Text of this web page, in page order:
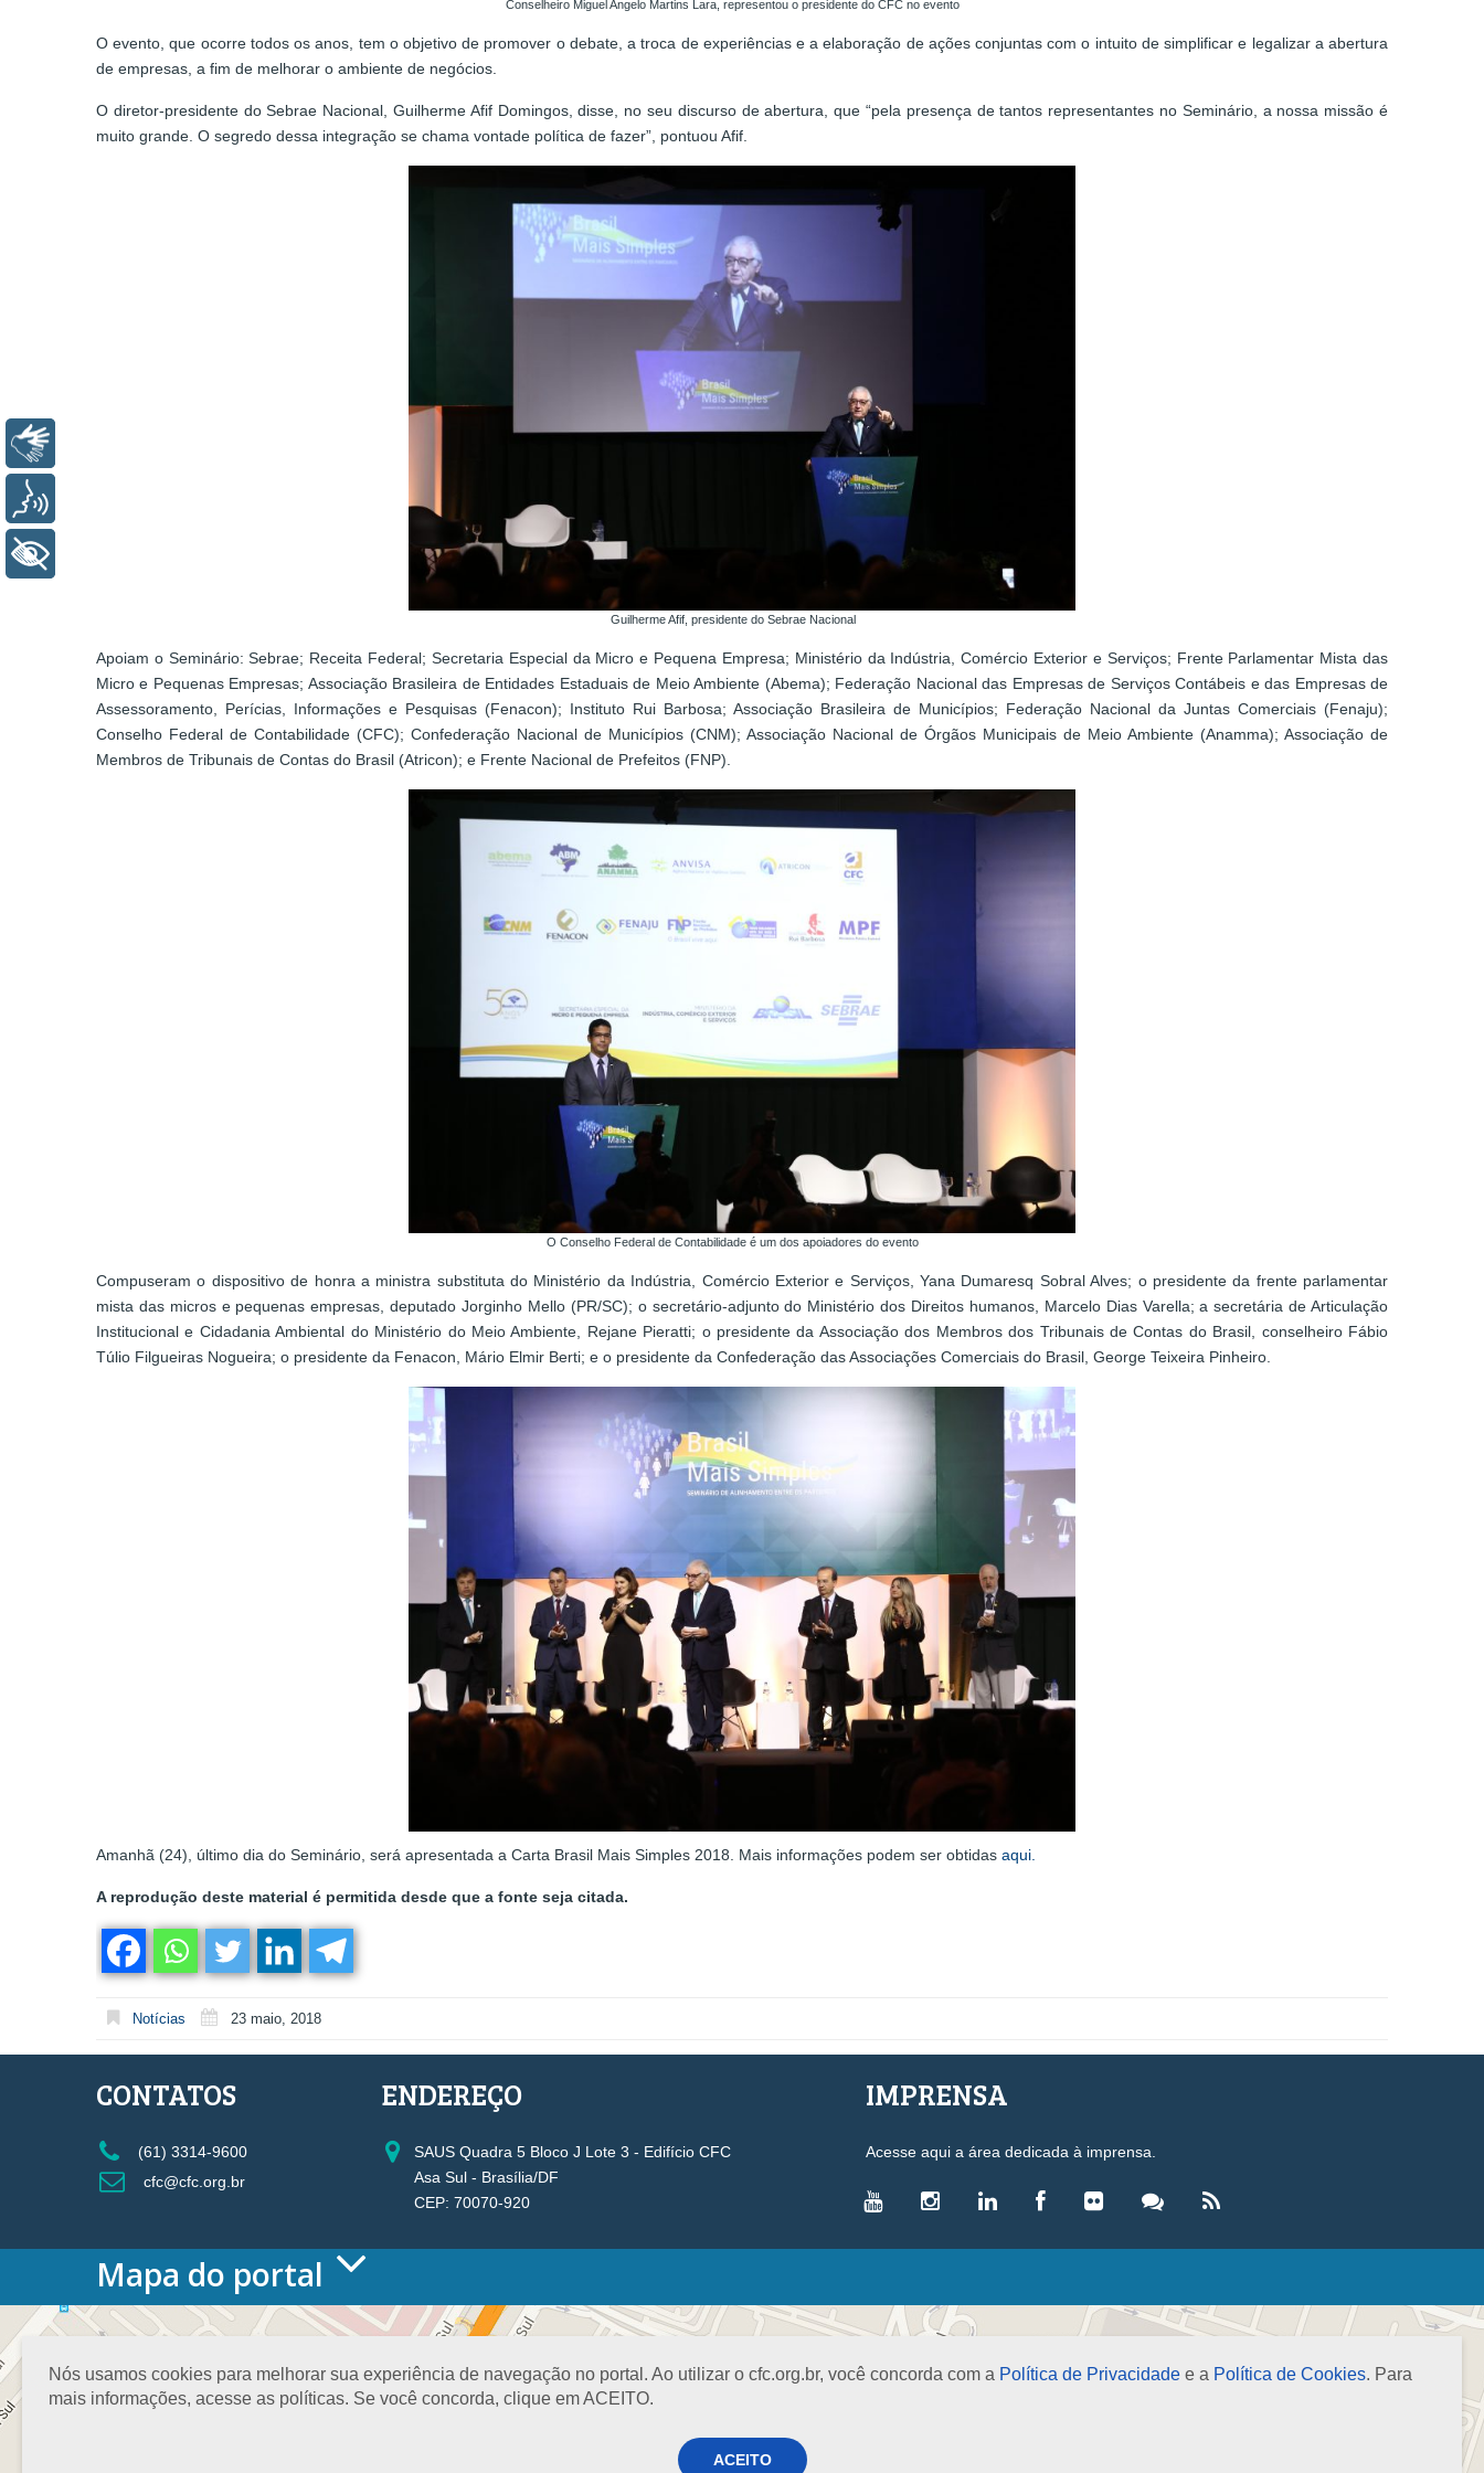
Conselheiro Miguel Angelo Martins Lara, representou o presidente do CFC no evento
O evento, que ocorre todos os anos, tem o objetivo de promover o debate, a troca de experiências e a elaboração de ações conjuntas com o intuito de simplificar e legalizar a abertura
de empresas, a fim de melhorar o ambiente de negócios.
O diretor-presidente do Sebrae Nacional, Guilherme Afif Domingos, disse, no seu discurso de abertura, que “pela presença de tantos representantes no Seminário, a nossa missão é
muito grande. O segredo dessa integração se chama vontade política de fazer”, pontuou Afif.
Guilherme Afif, presidente do Sebrae Nacional
Apoiam o Seminário: Sebrae; Receita Federal; Secretaria Especial da Micro e Pequena Empresa; Ministério da Indústria, Comércio Exterior e Serviços; Frente Parlamentar Mista das
Micro e Pequenas Empresas; Associação Brasileira de Entidades Estaduais de Meio Ambiente (Abema); Federação Nacional das Empresas de Serviços Contábeis e das Empresas de
Assessoramento, Perícias, Informações e Pesquisas (Fenacon); Instituto Rui Barbosa; Associação Brasileira de Municípios; Federação Nacional da Juntas Comerciais (Fenaju);
Conselho Federal de Contabilidade (CFC); Confederação Nacional de Municípios (CNM); Associação Nacional de Órgãos Municipais de Meio Ambiente (Anamma); Associação de
Membros de Tribunais de Contas do Brasil (Atricon); e Frente Nacional de Prefeitos (FNP).
O Conselho Federal de Contabilidade é um dos apoiadores do evento
Compuseram o dispositivo de honra a ministra substituta do Ministério da Indústria, Comércio Exterior e Serviços, Yana Dumaresq Sobral Alves; o presidente da frente parlamentar
mista das micros e pequenas empresas, deputado Jorginho Mello (PR/SC); o secretário-adjunto do Ministério dos Direitos humanos, Marcelo Dias Varella; a secretária de Articulação
Institucional e Cidadania Ambiental do Ministério do Meio Ambiente, Rejane Pieratti; o presidente da Associação dos Membros dos Tribunais de Contas do Brasil, conselheiro Fábio
Túlio Filgueiras Nogueira; o presidente da Fenacon, Mário Elmir Berti; e o presidente da Confederação das Associações Comerciais do Brasil, George Teixeira Pinheiro.
Amanhã (24), último dia do Seminário, será apresentada a Carta Brasil Mais Simples 2018. Mais informações podem ser obtidas aqui.
A reprodução deste material é permitida desde que a fonte seja citada.
Notícias 23 maio, 2018
Nós usamos cookies para melhorar sua experiência de navegação no portal. Ao utilizar o cfc.org.br, você concorda com a Política de Privacidade e a Política de Cookies. Para
mais informações, acesse as políticas. Se você concorda, clique em ACEITO.
ACEITO
CONTATOS
(61) 3314-9600
cfc@cfc.org.br
ENDEREÇO
SAUS Quadra 5 Bloco J Lote 3 - Edifício CFC
Asa Sul - Brasília/DF
CEP: 70070-920
IMPRENSA
Acesse aqui a área dedicada à imprensa.
Mapa do portal
HOME
O CONSELHO
Conselho Diretor
Nossa Sede
Planejamento
VICE-PRESIDÊNCIAS
Administrativa
Controle Interno
Desenvolvimento Profissional
Fiscalização, Ética e Disciplina
LEGISLAÇÃO
Leis
Decretos-Lei